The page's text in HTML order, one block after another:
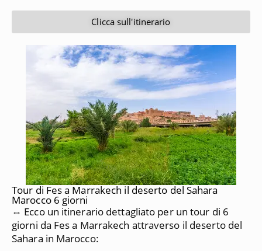
Clicca sull'itinerario
Tour di Fes a Marrakech il deserto del Sahara
Marocco 6 giorni
⇔ Ecco un itinerario dettagliato per un tour di 6
giorni da Fes a Marrakech attraverso il deserto del
Sahara in Marocco: